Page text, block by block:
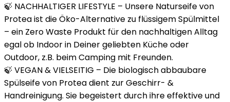
🍃 NACHHALTIGER LIFESTYLE – Unsere Naturseife von
Protea ist die Öko-Alternative zu flüssigem Spülmittel
– ein Zero Waste Produkt für den nachhaltigen Alltag
egal ob Indoor in Deiner geliebten Küche oder
Outdoor, z.B. beim Camping mit Freunden.
🍃 VEGAN & VIELSEITIG – Die biologisch abbaubare
Spülseife von Protea dient zur Geschirr- &
Handreinigung. Sie begeistert durch ihre effektive und